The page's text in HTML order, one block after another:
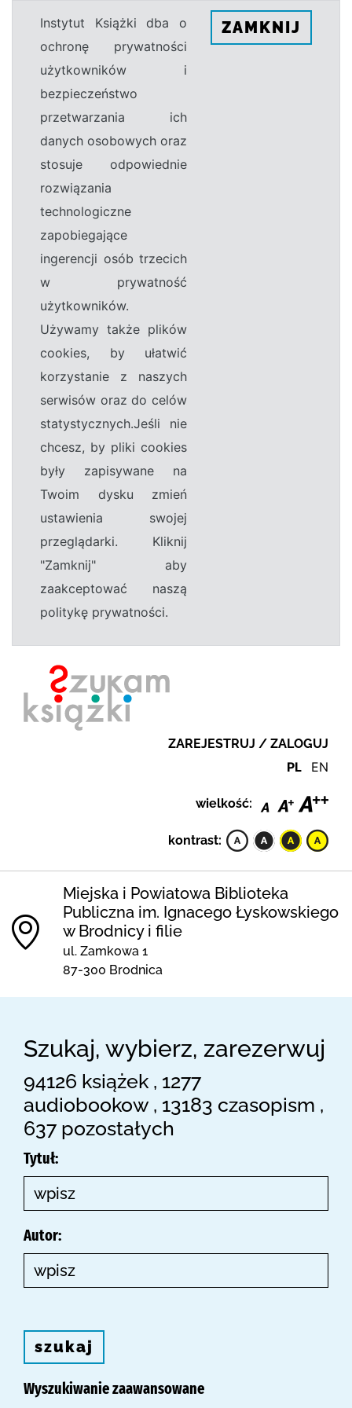
Instytut Książki dba o
ochronę prywatności
użytkowników i
bezpieczeństwo
przetwarzania ich
danych osobowych oraz
stosuje odpowiednie
rozwiązania
technologiczne
zapobiegające
ingerencji osób trzecich
w prywatność
użytkowników.
Używamy także plików
cookies, by ułatwić
korzystanie z naszych
serwisów oraz do celów
statystycznych.Jeśli nie
chcesz, by pliki cookies
były zapisywane na
Twoim dysku zmień
ustawienia swojej
przeglądarki. Kliknij
"Zamknij" aby
zaakceptować naszą
politykę prywatności.
ZAMKNIJ
ZAREJESTRUJ / ZALOGUJ
PL EN
wielkość:
kontrast:
Miejska i Powiatowa Biblioteka
Publiczna im. Ignacego Łyskowskiego
w Brodnicy i filie
ul. Zamkowa 1
87-300 Brodnica
Szukaj, wybierz, zarezerwuj
94126 książek , 1277
audiobookow , 13183 czasopism ,
637 pozostałych
Tytuł:
Autor:
szukaj
Wyszukiwanie zaawansowane